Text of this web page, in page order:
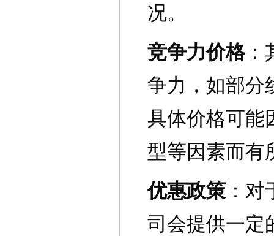
况。
竞争力价格：
争力，如部分
具体价格可能
型等因素而有
优惠政策 ：
司会提供一定